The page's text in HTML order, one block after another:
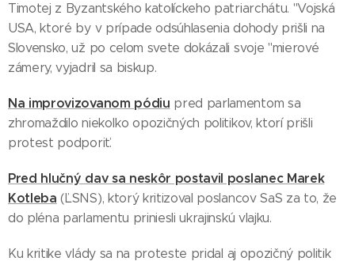
Timotej z Byzantského katolíckeho patriarchátu. "Vojská
USA, ktoré by v prípade odsúhlasenia dohody prišli na
Slovensko, už po celom svete dokázali svoje "mierové
zámery, vyjadril sa biskup.
Na improvizovanom pódiu pred parlamentom sa
zhromaždilo niekoľko opozičných politikov, ktorí prišli
protest podporiť.
Pred hlučný dav sa neskôr postavil poslanec Marek
Kotleba (ĽSNS), ktorý kritizoval poslancov SaS za to, že
do pléna parlamentu priniesli ukrajinskú vlajku.
Ku kritike vlády sa na proteste pridal aj opozičný politik